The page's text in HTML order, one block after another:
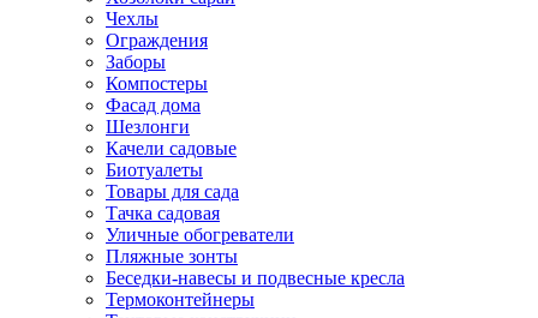
Чехлы
Ограждения
Заборы
Компостеры
Фасад дома
Шезлонги
Качели садовые
Биотуалеты
Товары для сада
Тачка садовая
Уличные обогреватели
Пляжные зонты
Беседки-навесы и подвесные кресла
Термоконтейнеры